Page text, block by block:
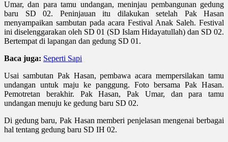
Umar, dan para tamu undangan, meninjau pembangunan gedung
baru SD 02. Peninjauan itu dilakukan setelah Pak Hasan
menyampaikan sambutan pada acara Festival Anak Saleh. Festival
ini diselenggarakan oleh SD 01 (SD Islam Hidayatullah) dan SD 02.
Bertempat di lapangan dan gedung SD 01.
Baca juga: Seperti Sapi
Usai sambutan Pak Hasan, pembawa acara mempersilakan tamu
undangan untuk maju ke panggung. Foto bersama Pak Hasan.
Pemotretan berakhir. Pak Hasan, Pak Umar, dan para tamu
undangan menuju ke gedung baru SD 02.
Di gedung baru, Pak Hasan memberi penjelasan mengenai berbagai
hal tentang gedung baru SD IH 02.